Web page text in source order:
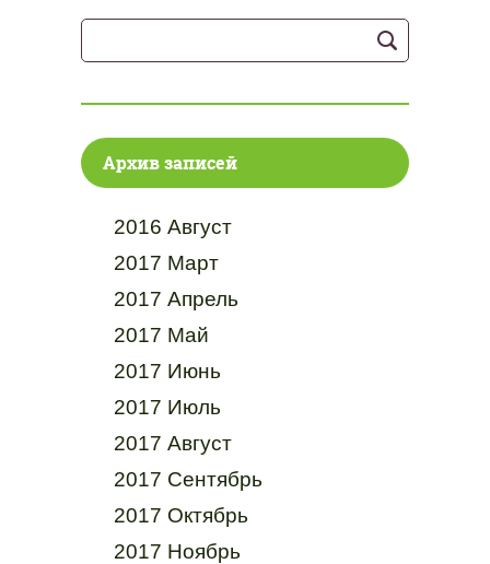
Архив записей
2016 Август
2017 Март
2017 Апрель
2017 Май
2017 Июнь
2017 Июль
2017 Август
2017 Сентябрь
2017 Октябрь
2017 Ноябрь